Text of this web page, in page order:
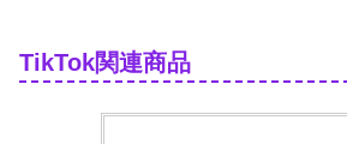
TikTok関連商品